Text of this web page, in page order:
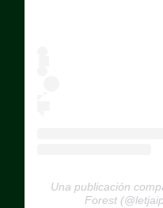
Una publicación
Forest